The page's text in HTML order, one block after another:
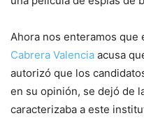
Ahora nos enteramos que
Cabrera Valencia acusa
autorizó que los
en su opinión, se dejó de
caracterizaba a este